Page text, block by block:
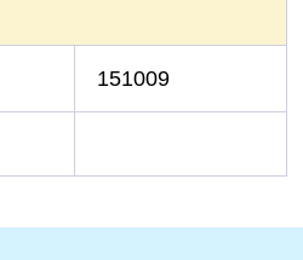
151009